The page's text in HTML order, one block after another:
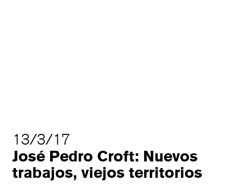
13/3/17
José Pedro Croft: Nuevos
trabajos, viejos territorios